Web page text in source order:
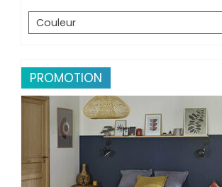
Couleur
PROMOTION